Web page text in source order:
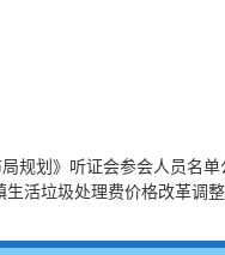
规划》听证会参会人员名单
活垃圾处理费价格改革调